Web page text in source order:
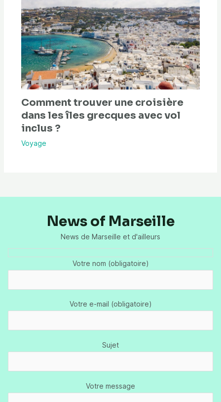
Comment trouver une croisière
dans les îles grecques avec vol
inclus ?
Voyage
News of Marseille
News de Marseille et d'ailleurs
Votre nom (obligatoire)
Votre e-mail (obligatoire)
Sujet
Votre message